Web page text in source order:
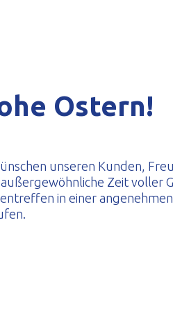
Ostern!
unseren Kunden,
Zeit voller
in einer